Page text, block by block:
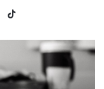
Instagram